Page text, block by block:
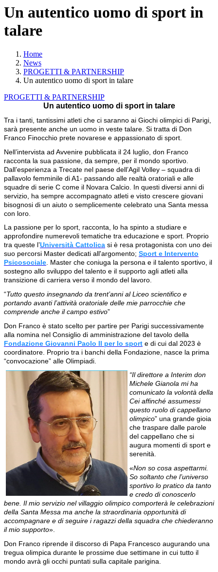
Un autentico uomo di sport in
talare
Home
News
PROGETTI & PARTNERSHIP
Un autentico uomo di sport in talare
PROGETTI & PARTNERSHIP
Un autentico uomo di sport in talare
Tra i tanti, tantissimi atleti che ci saranno ai Giochi olimpici di Parigi,
sarà presente anche un uomo in veste talare. Si tratta di Don
Franco Finocchio prete novarese e appassionato di sport.
Nell’intervista ad Avvenire pubblicata il 24 luglio, don Franco
racconta la sua passione, da sempre, per il mondo sportivo.
Dall’esperienza a Trecate nel paese dell’Agil Volley – squadra di
pallavolo femminile di A1- passando alle realtà oratoriali e alle
squadre di serie C come il Novara Calcio. In questi diversi anni di
servizio, ha sempre accompagnato atleti e visto crescere giovani
bisognosi di un aiuto o semplicemente celebrato una Santa messa
con loro.
La passione per lo sport, racconta, lo ha spinto a studiare e
approfondire numerevoli tematiche tra educazione e sport. Proprio
tra queste l’Università Cattolica si è resa protagonista con uno dei
suo percorsi Master dedicati all'argomento; Sport e Intervento
Psicosociale. Master che coniuga la persona e il talento sportivo, il
sostegno allo sviluppo del talento e il supporto agli atleti alla
transizione di carriera verso il mondo del lavoro.
“Tutto questo insegnando da trent’anni al Liceo scientifico e
portando avanti l’attività oratoriale delle mie parrocchie che
comprende anche il campo estivo”
Don Franco è stato scelto per partire per Parigi successivamente
alla nomina nel Consiglio di amministrazione del tavolo della
Fondazione Giovanni Paolo II per lo sport e di cui dal 2023 è
coordinatore. Proprio tra i banchi della Fondazione, nasce la prima
“convocazione” alle Olimpiadi.
“Il direttore a Interim don
Michele Gianola mi ha
comunicato la volontà della
Cei affinché assumessi
questo ruolo di cappellano
olimpico” una grande gioia
che traspare dalle parole
del cappellano che si
augura momenti di sport e
serenità.
«Non so cosa aspettarmi.
So soltanto che l’universo
sportivo lo pratico da tanto
e credo di conoscerlo
bene. Il mio servizio nel villaggio olimpico comporterà le celebrazioni
della Santa Messa ma anche la straordinaria opportunità di
accompagnare e di seguire i ragazzi della squadra che chiederanno
il mio supporto».
Don Franco riprende il discorso di Papa Francesco augurando una
tregua olimpica durante le prossime due settimane in cui tutto il
mondo avrà gli occhi puntati sulla capitale parigina.